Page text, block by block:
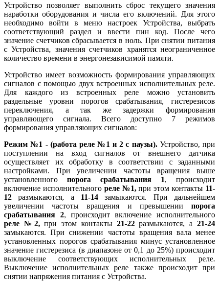
Устройство позволяет выполнить сброс текущего значения
наработки оборудования и числа его включений. Для этого
необходимо войти в меню настроек Устройства, выбрать
соответствующий раздел и ввести пин код. После чего
значение счетчиков сбрасывается в ноль. При снятии питания
с Устройства, значения счетчиков хранятся неограниченное
количество времени в энергонезависимой памяти.
Устройство имеет возможность формирования управляющих
сигналов с помощью двух встроенных исполнительных реле.
Для каждого из встроенных реле можно установить
раздельные уровни порогов срабатывания, гистерезисов
переключения, а так же задержки формирования
управляющего сигнала. Всего доступно 7 режимов
формирования управляющих сигналов:
Режим №1 - (работа реле №1 и 2 с паузы). Устройство, при
поступлении на вход сигналов от внешнего датчика
осуществляет их обработку в соответствии с заданными
настройками. При увеличении частоты вращения выше
установленного порога срабатывания 1, происходит
включение исполнительного реле №1,при этом контакты 11-
12 размыкаются, а 11-14 замыкаются. При дальнейшем
увеличении частоты вращения и превышении порога
срабатывания 2, происходит включение исполнительного
реле №2,при этом контакты 21-22размыкаются, а21-24
замыкаются. При снижении частоты вращения вала менее
установленных порогов срабатывания минус установленное
значение гистерезиса (в диапазоне от 0,1 до 25%) происходит
выключение соответствующих исполнительных реле.
Выключение исполнительных реле также происходит при
снятии напряжения питания с Устройства.